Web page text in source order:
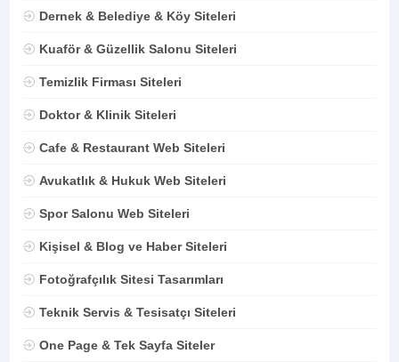
Dernek & Belediye & Köy Siteleri
Kuaför & Güzellik Salonu Siteleri
Temizlik Firması Siteleri
Doktor & Klinik Siteleri
Cafe & Restaurant Web Siteleri
Avukatlık & Hukuk Web Siteleri
Spor Salonu Web Siteleri
Kişisel & Blog ve Haber Siteleri
Fotoğrafçılık Sitesi Tasarımları
Teknik Servis & Tesisatçı Siteleri
One Page & Tek Sayfa Siteler